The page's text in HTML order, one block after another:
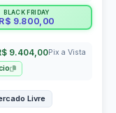
BLACK FRIDAY
R$ 9.800,00
9.404,00Pix a Vista
Livre